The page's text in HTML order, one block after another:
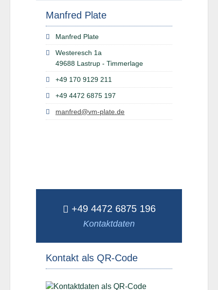
Manfred Plate
Manfred Plate
Westeresch 1a
49688 Lastrup - Timmerlage
+49 170 9129 211
+49 4472 6875 197
manfred@vm-plate.de
+49 4472 6875 196
Kontaktdaten
Kontakt als QR-Code